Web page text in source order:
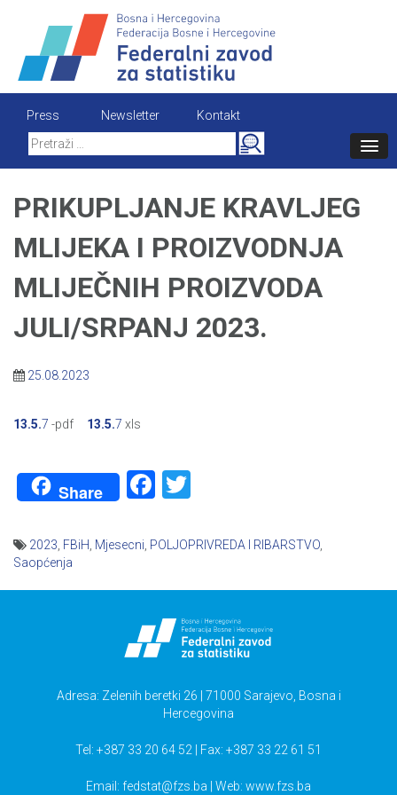
content
Press Newsletter
Kontakt
Search
for:
PRIKUPLJANJE KRAVLJEG
MLIJEKA I PROIZVODNJA
MLIJEČNIH PROIZVODA
JULI/SRPANJ 2023.
25.08.2023
13.5.7 -pdf 13.5.7 xls
Share Facebook
2023 FBiH Mjesecni POLJOPRIVREDA I RIBARSTVO
Saopćenja
Adresa: Zelenih beretki 26 | 71000 Sarajevo, Bosna i
Hercegovina
Tel: +387 33 20 64 52 | Fax: +387 33 22 61 51
Email: fedstat@fzs.ba | Web: www.fzs.ba